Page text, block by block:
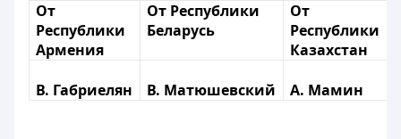
От
Республики
Армения
От Республики
Беларусь
От
Республики
Казахстан
В. Габриелян В. Матюшевский А. Мамин